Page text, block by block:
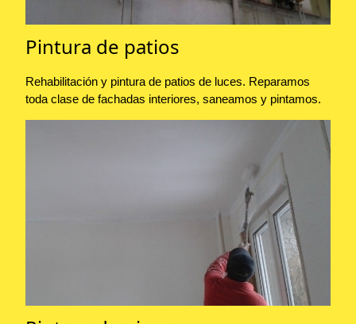
Pintura de patios
Rehabilitación y pintura de patios de luces. Reparamos
toda clase de fachadas interiores, saneamos y pintamos.